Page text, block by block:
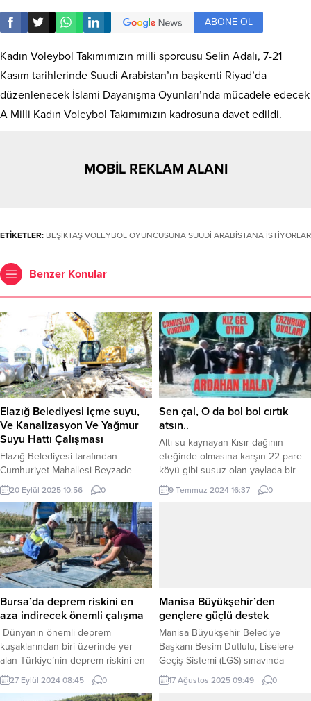
ABONE OL
Kadın Voleybol Takımımızın milli sporcusu Selin Adalı, 7-21
Kasım tarihlerinde Suudi Arabistan’ın başkenti Riyad’da
düzenlenecek İslami Dayanışma Oyunları’nda mücadele edecek
A Milli Kadın Voleybol Takımımızın kadrosuna davet edildi.
MOBİL REKLAM ALANI
ETİKETLER: BEŞİKTAŞ VOLEYBOL OYUNCUSUNA SUUDİ ARABİSTANA İSTİYORLAR
Benzer Konular
Elazığ Belediyesi içme suyu,
Ve Kanalizasyon Ve Yağmur
Suyu Hattı Çalışması
Elazığ Belediyesi tarafından
Cumhuriyet Mahallesi Beyzade
Efendi ve Fatih Ahmet Baba
Bulvarları’nda gerçekleştirilen
altyapı yenileme çalışmaları
kapsamında içme suyu ve
kanalizasyon hattı yapım
çalışmalarında sona gelindi. Elazığ
Belediyesi, şehir genelinde içme
suyu, kanalizasyon ve yağmur suyu
hattı, su depoları ve terfi
istasyonları yapım işlerini kapsayan
altyapı yenileme çalışmalarını
yoğun...
20 Eylül 2025 10:56 0
Sen çal, O da bol bol cırtık
atsın..
Altı su kaynayan Kısır dağının
eteğinde olmasına karşın 22 pare
köyü gibi susuz olan yaylada bir
ağacın olmadığı alanda yapılan
Hoçvan Yayla Şenliği, devam eden
9 Temmuz 2024 16:37 0
Bursa’da deprem riskini en
aza indirecek önemli çalışma
Dünyanın önemli deprem
kuşaklarından biri üzerinde yer
alan Türkiye’nin deprem riskini en
aza indirecek önemli bir çalışmaya
Bursa’da imza atılıyor. Bursa Teknik
27 Eylül 2024 08:45 0
Manisa Büyükşehir’den
gençlere güçlü destek
Manisa Büyükşehir Belediye
Başkanı Besim Dutlulu, Liselere
Geçiş Sistemi (LGS) sınavında
yüzde 10’luk başarı dilimine giren
MABEM öğrencileri ve aileleriyle
17 Ağustos 2025 09:49 0